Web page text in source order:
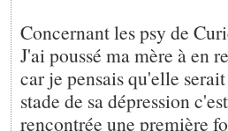
Concernant les psy de
J'ai poussé ma mère à en
car je pensais qu'elle
stade de sa dépression
rencontrée une première